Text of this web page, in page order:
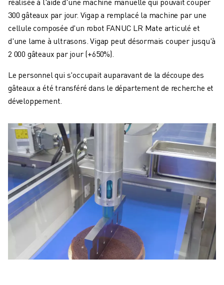
300 gâteaux par jour. Vigap a remplacé la machine par une
cellule composée d'un robot FANUC LR Mate articulé et
d'une lame à ultrasons. Vigap peut désormais couper jusqu'à
2 000 gâteaux par jour (+650%).
Le personnel qui s'occupait auparavant de la découpe des
gâteaux a été transféré dans le département de recherche et
développement.